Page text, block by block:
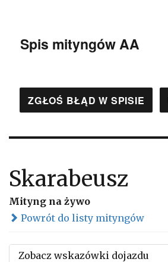
Spis mityngów AA
ZGŁOŚ BŁĄD W SPISIE
Skarabeusz
Mityng na żywo
Powrót do listy mityngów
Zobacz wskazówki dojazdu